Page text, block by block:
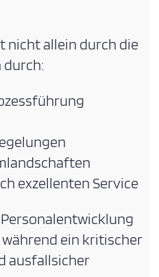
nicht allein durch die
durch:
exzellenten Service
ein kritischer
ausfallsicher